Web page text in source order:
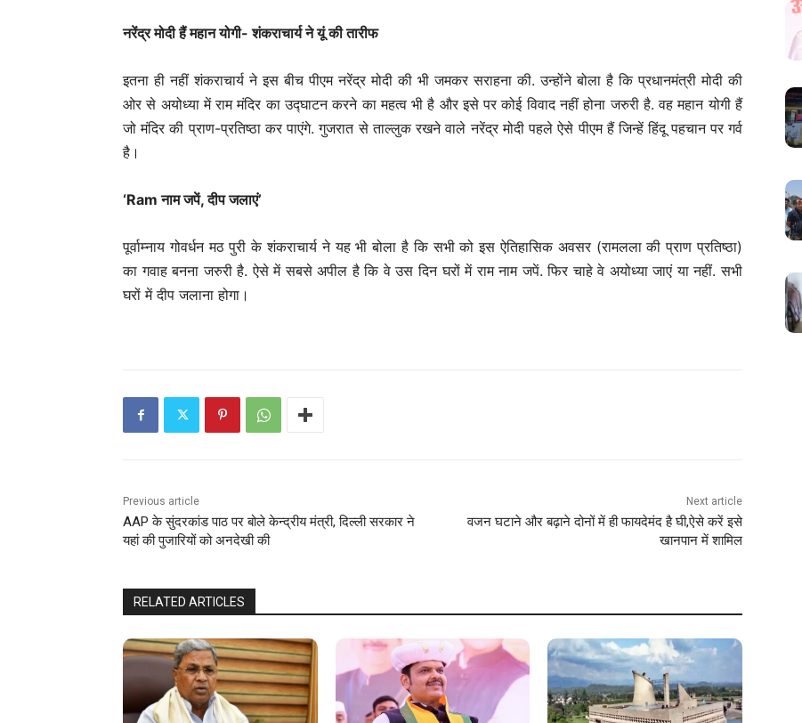
नरेंद्र मोदी हैं महान योगी- शंकराचार्य ने यूं की तारीफ
इतना ही नहीं शंकराचार्य ने इस बीच पीएम नरेंद्र मोदी की भी जमकर सराहना की. उन्होंने बोला है कि प्रधानमंत्री मोदी की
ओर से अयोध्या में राम मंदिर का उद्घाटन करने का महत्व भी है और इसे पर कोई विवाद नहीं होना जरुरी है. वह महान योगी हैं
जो मंदिर की प्राण-प्रतिष्ठा कर पाएंगे. गुजरात से ताल्लुक रखने वाले नरेंद्र मोदी पहले ऐसे पीएम हैं जिन्हें हिंदू पहचान पर गर्व
है।
‘Ram नाम जपें, दीप जलाएं’
पूर्वाम्नाय गोवर्धन मठ पुरी के शंकराचार्य ने यह भी बोला है कि सभी को इस ऐतिहासिक अवसर (रामलला की प्राण प्रतिष्ठा)
का गवाह बनना जरुरी है. ऐसे में सबसे अपील है कि वे उस दिन घरों में राम नाम जपें. फिर चाहे वे अयोध्या जाएं या नहीं. सभी
घरों में दीप जलाना होगा।
Previous article
AAP के सुंदरकांड पाठ पर बोले केन्द्रीय मंत्री, दिल्ली सरकार ने
यहां की पुजारियों को अनदेखी की
Next article
वजन घटाने और बढ़ाने दोनों में ही फायदेमंद है घी,ऐसे करें इसे
खानपान में शामिल
RELATED ARTICLES